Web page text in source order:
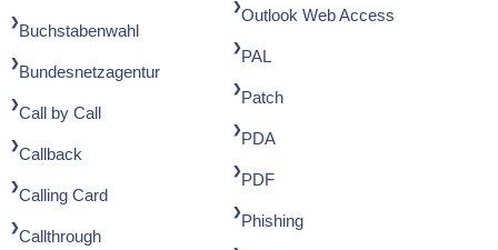
Buchstabenwahl
Bundesnetzagentur
Call by Call
Callback
Calling Card
Callthrough
Outlook Web Access
PAL
Patch
PDA
PDF
Phishing